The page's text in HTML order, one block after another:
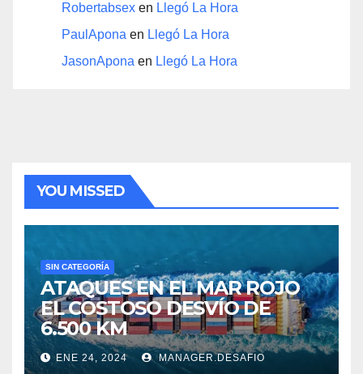
Robertabsex en Llegó La Hora
PaulApona en Llegó La Hora
JasonApona en Llegó La Hora
YOU MISSED
SIN CATEGORÍA
ATAQUES EN EL MAR ROJO
EL COSTOSO DESVÍO DE
6.500 KM
ENE 24, 2024 MANAGER.DESAFIO